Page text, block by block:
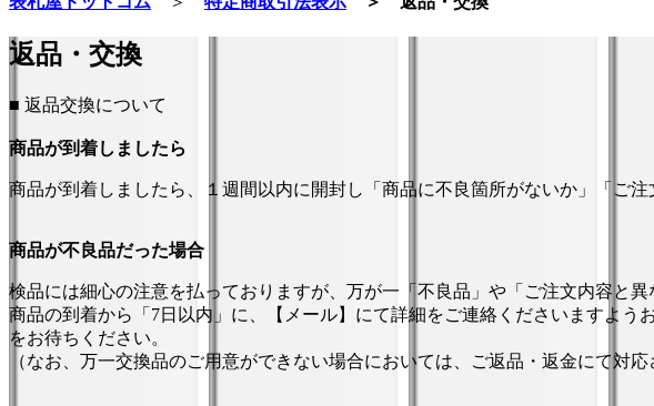
返品・交換
■ 返品交換について
商品が到着しましたら
商品が到着しましたら、１週間以内に開封し「商品に不良箇所がないか」「ご
商品が不良品だった場合
検品には細心の注意を払っておりますが、万が一「不良品」や「ご注文内容と
商品の到着から「7日以内」に、【メール】にて詳細をご連絡くださいますよ
をお待ちください。
（なお、万一交換品のご用意ができない場合においては、ご返品・返金にて対